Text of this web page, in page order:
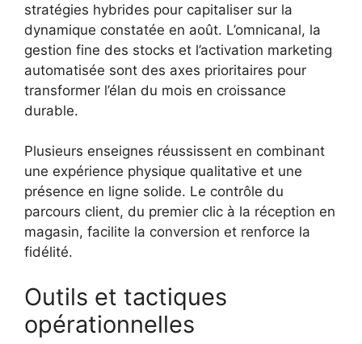
stratégies hybrides pour capitaliser sur la
dynamique constatée en août. L’omnicanal, la
gestion fine des stocks et l’activation marketing
automatisée sont des axes prioritaires pour
transformer l’élan du mois en croissance
durable.
Plusieurs enseignes réussissent en combinant
une expérience physique qualitative et une
présence en ligne solide. Le contrôle du
parcours client, du premier clic à la réception en
magasin, facilite la conversion et renforce la
fidélité.
Outils et tactiques
opérationnelles